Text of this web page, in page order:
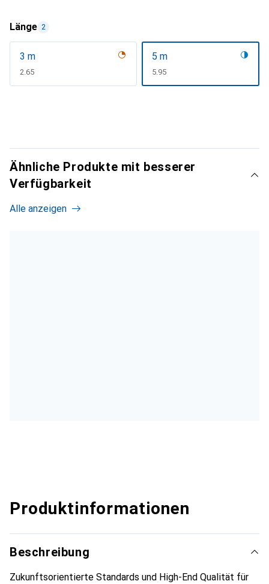
Länge 2
3 m
CHF
2.65
5 m
CHF
5.95
Ähnliche Produkte mit besserer
Verfügbarkeit
Alle anzeigen
Produktinformationen
Beschreibung
Zukunftsorientierte Standards und High-End Qualität für